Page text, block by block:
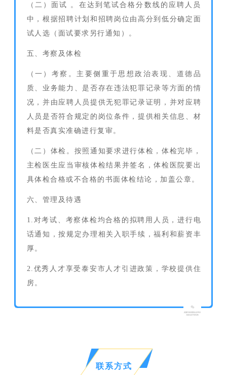
（二）面试 。在达到笔试合格分数线的应聘人员
中，根据招聘计划和招聘岗位由高分到低分确定面
试人选（面试要求另行通知）。
五、考察及体检
（一）考察。主要侧重于思想政治表现、道德品
质、业务能力、是否存在违法犯罪记录等方面的情
况，并由应聘人员提供无犯罪记录证明，并对应聘
人员是否符合规定的岗位条件，提供相关信息、材
料是否真实准确进行复审。
（二）体检。按照通知要求进行体检，体检完毕，
主检医生应当审核体检结果并签名，体检医院要出
具体检合格或不合格的书面体检结论，加盖公章。
六、管理及待遇
1.对考试、考察体检均合格的拟聘用人员，进行电
话通知，按规定办理相关入职手续，福利和薪资丰
厚。
2.优秀人才享受泰安市人才引进政策，学校提供住
房。
联系方式